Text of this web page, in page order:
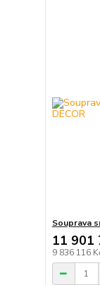
Souprava
11 901
9 836 116